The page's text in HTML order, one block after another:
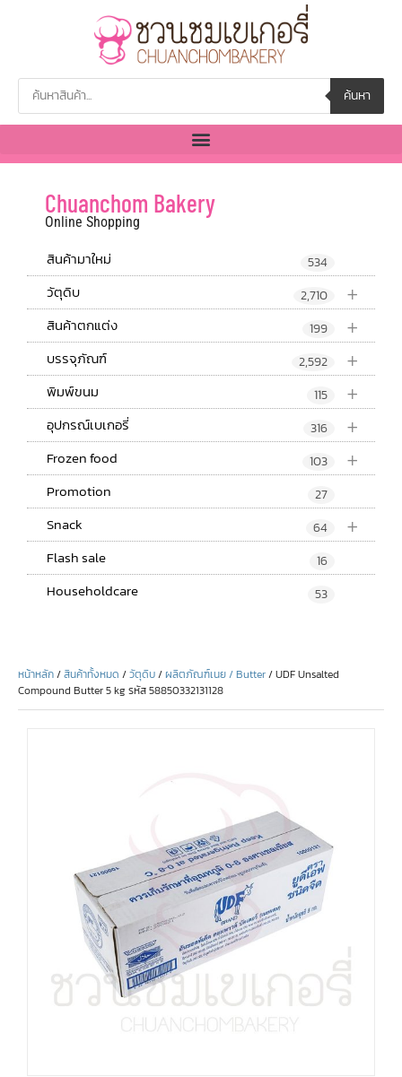
ค้นหา
Chuanchom Bakery
Online Shopping
สินค้ามาใหม่ 534
+
วัตุดิบ 2,710
+
สินค้าตกแต่ง 199
+
บรรจุภัณฑ์ 2,592
+
พิมพ์ขนม 115
+
อุปกรณ์เบเกอรี่ 316
+
Frozen food 103
Promotion 27
+
Snack 64
Flash sale 16
Householdcare 53
หน้าหลัก/สินค้าทั้งหมด /วัตุดิบ/ผลิตภัณฑ์เนย / Butter/ UDF Unsalted
Compound Butter 5 kg รหัส 58850332131128